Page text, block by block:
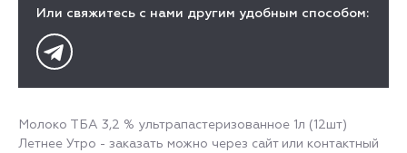
Или свяжитесь с нами другим удобным способом:
Молоко ТБА 3,2 % ультрапастеризованное 1л (12шт)
Летнее Утро - заказать можно через сайт или контактный